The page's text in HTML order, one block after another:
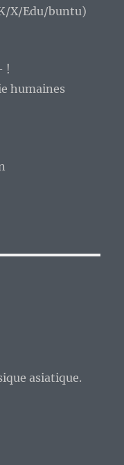
X/Edu/buntu)
!
humaines
asiatique.